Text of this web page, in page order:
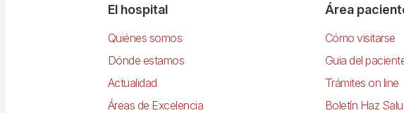
NavegacióEl hospital
Quiénes somos
Dónde estamos
Actualidad
Áreas de Excelencia
Área
Cómo visitarse
Guia del
Trámites on line
Boletín Haz